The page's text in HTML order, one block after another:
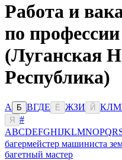
Работа и
по
(Луганская
Республика)
А Б ВГДЕ Ё ЖЗИ Й КЛМ
Я
#
ABCDEFGHIJKLMNOPQR
багермейстер машиниста
багетный мастер